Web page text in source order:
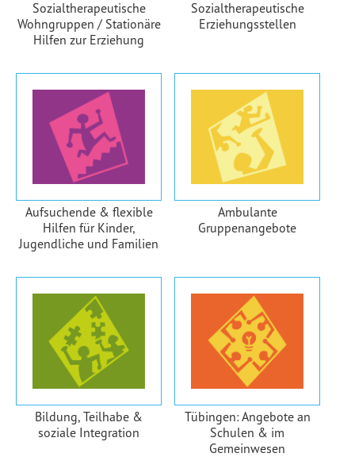
Sozialtherapeutische
Wohngruppen / Stationäre
Hilfen zur Erziehung
Sozialtherapeutische
Erziehungsstellen
Aufsuchende & flexible
Hilfen für Kinder,
Jugendliche und Familien
Ambulante
Gruppenangebote
Bildung, Teilhabe &
soziale Integration
Tübingen: Angebote an
Schulen & im
Gemeinwesen